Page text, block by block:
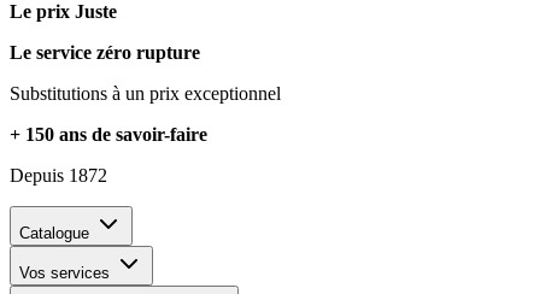
Le prix Juste
Le service zéro rupture
Substitutions à un prix exceptionnel
+ 150 ans de savoir-faire
Depuis 1872
Catalogue
Vos services